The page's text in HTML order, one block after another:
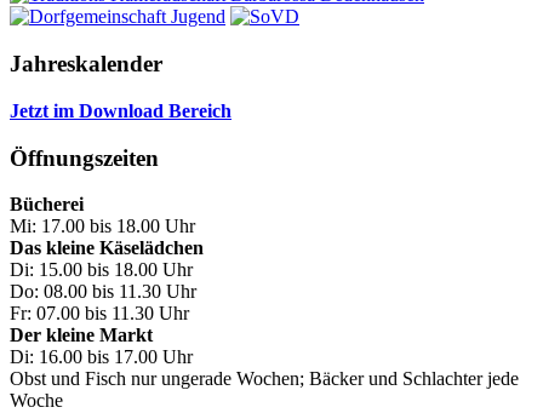
Jahreskalender
Jetzt im Download Bereich
Öffnungszeiten
Bücherei
Mi: 17.00 bis 18.00 Uhr
Das kleine Käselädchen
Di: 15.00 bis 18.00 Uhr
Do: 08.00 bis 11.30 Uhr
Fr: 07.00 bis 11.30 Uhr
Der kleine Markt
Di: 16.00 bis 17.00 Uhr
Obst und Fisch nur ungerade Wochen; Bäcker und Schlachter jede
Woche